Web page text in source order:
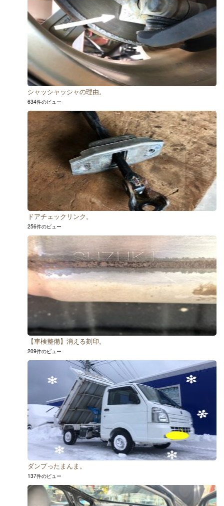
シャッシャッシャの理由。
634件のビュー
ドアチェックリンク。
256件のビュー
【車検整備】消える刻印。
209件のビュー
ダンプったまんま。
137件のビュー